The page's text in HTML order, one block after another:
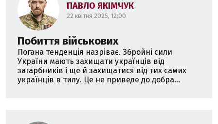
ПАВЛО ЯКІМЧУК
22 квітня 2025, 12:00
Побиття військових
Погана тенденція назріває. Збройні сили
України мають захищати українців від
загарбників і ще й захищатися від тих самих
українців в тилу. Це не приведе до добра...